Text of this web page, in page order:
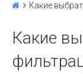
Какие
Какие